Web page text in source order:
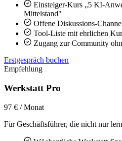
Einsteiger-Kurs „5 KI-
Mittelstand"
Offene Diskussions-
Tool-Liste mit ehrlichen
Zugang zur Community
Erstgespräch buchen
Empfehlung
Werkstatt Pro
97 € / Monat
Für Geschäftsführer, die nicht nur